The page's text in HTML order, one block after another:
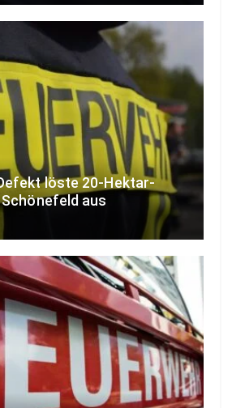
löste 20-Hektar-
Schönefeld aus